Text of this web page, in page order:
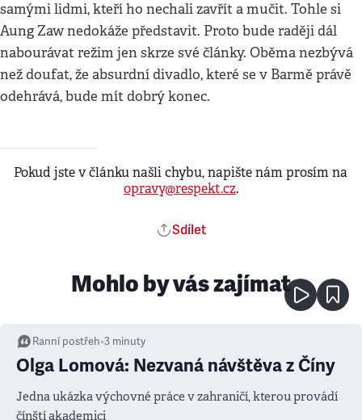
samými lidmi, kteří ho nechali zavřít a mučit. Tohle si
Aung Zaw nedokáže představit. Proto bude raději dál
nabourávat režim jen skrze své články. Oběma nezbývá
než doufat, že absurdní divadlo, které se v Barmě právě
odehrává, bude mít dobrý konec.
Pokud jste v článku našli chybu, napište nám prosím na
opravy@respekt.cz.
Sdílet
Mohlo by vás zajímat
Ranní postřeh•3 minuty
Olga Lomová: Nezvaná návštěva z Číny
Jedna ukázka výchovné práce v zahraničí, kterou provádí
čínští akademici